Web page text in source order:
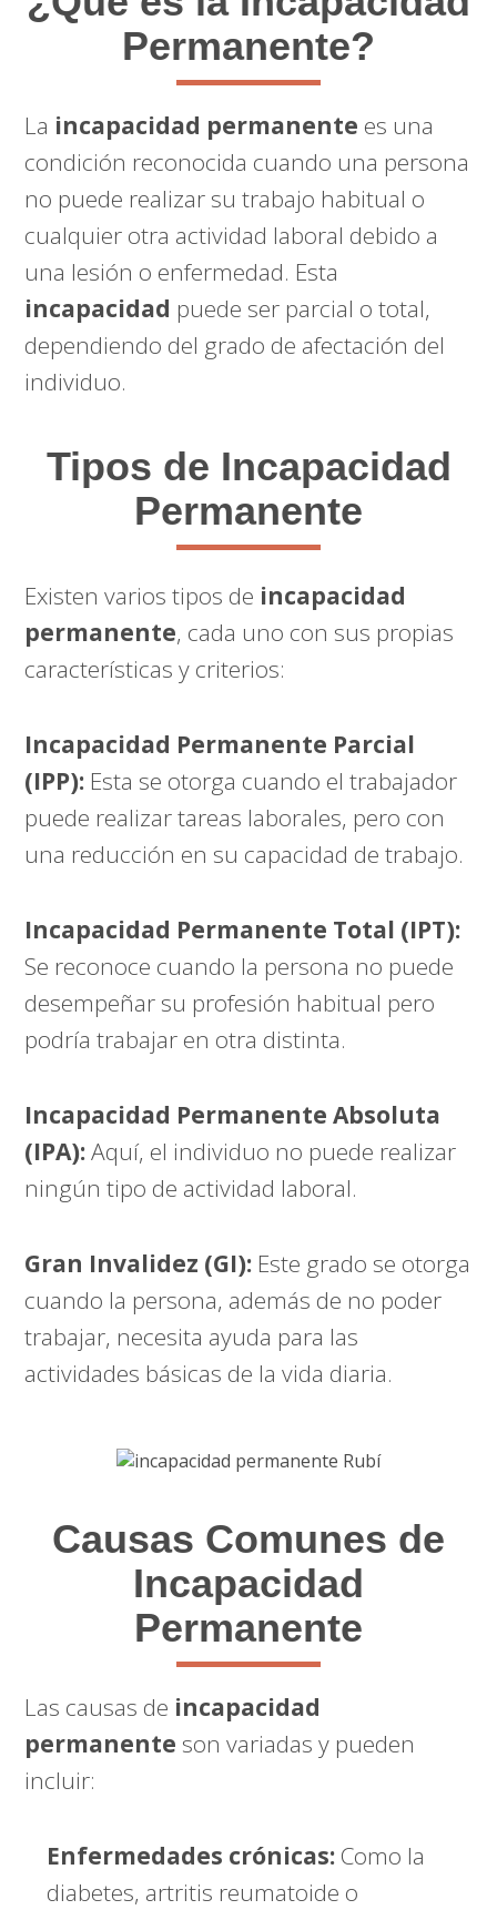
Permanente?
La incapacidad permanente es una
condición reconocida cuando una persona
no puede realizar su trabajo habitual o
cualquier otra actividad laboral debido a
una lesión o enfermedad. Esta
incapacidad puede ser parcial o total,
dependiendo del grado de afectación del
individuo.
Tipos de Incapacidad
Permanente
Existen varios tipos de incapacidad
permanente, cada uno con sus propias
características y criterios:
Incapacidad Permanente Parcial
(IPP): Esta se otorga cuando el trabajador
puede realizar tareas laborales, pero con
una reducción en su capacidad de trabajo.
Incapacidad Permanente Total (IPT):
Se reconoce cuando la persona no puede
desempeñar su profesión habitual pero
podría trabajar en otra distinta.
Incapacidad Permanente Absoluta
(IPA):Aquí, el individuo no puede realizar
ningún tipo de actividad laboral.
Gran Invalidez (GI): Este grado se otorga
cuando la persona, además de no poder
trabajar, necesita ayuda para las
actividades básicas de la vida diaria.
Causas Comunes de
Incapacidad
Permanente
Las causas de incapacidad
permanente son variadas y pueden
incluir:
Enfermedades crónicas: Como la
diabetes, artritis reumatoide o